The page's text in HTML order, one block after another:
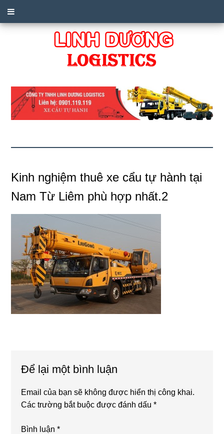
Kinh nghiệm thuê xe cẩu tự hành tại
Nam Từ Liêm phù hợp nhất.2
Interactions
Để lại một bình luận
Email của bạn sẽ không được hiển thị công khai.
Các trường bắt buộc được đánh dấu*
Bình luận*